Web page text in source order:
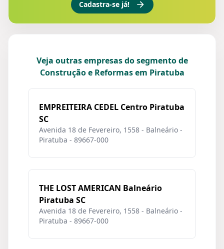
Cadastra-se já!
Veja outras empresas do segmento de
Construção e Reformas em Piratuba
EMPREITEIRA CEDEL Centro Piratuba
SC
Avenida 18 de Fevereiro, 1558 - Balneário -
Piratuba - 89667-000
THE LOST AMERICAN Balneário
Piratuba SC
Avenida 18 de Fevereiro, 1558 - Balneário -
Piratuba - 89667-000